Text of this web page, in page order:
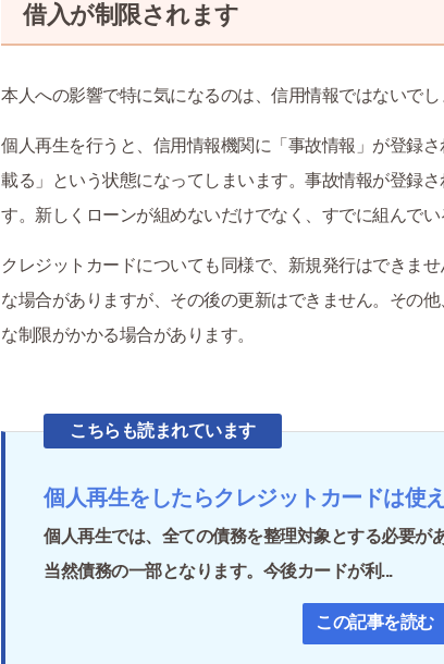
借入が制限されます
本人への影響で特に気になるのは、信用情報ではないでし
個人再生を行うと、信用情報機関に「事故情報」が登録
載る」という状態になってしまいます。事故情報が登録
す。新しくローンが組めないだけでなく、すでに組んで
クレジットカードについても同様で、新規発行はできま
な場合がありますが、その後の更新はできません。その
な制限がかかる場合があります。
こちらも読まれています
個人再生をしたらクレジットカードは使
個人再生では、全ての債務を整理対象とする必要が
当然債務の一部となります。今後カードが利...
この記事を読む